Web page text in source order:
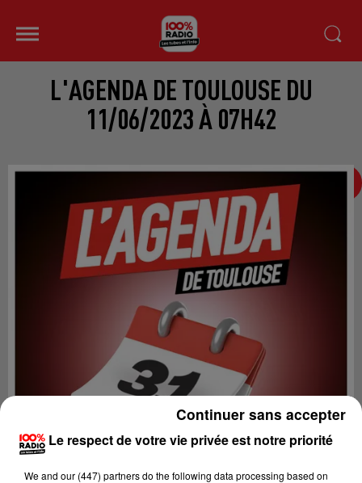
L'AGENDA DE TOULOUSE DU
11/06/2023 À 07H42
Le respect de votre vie privée est notre priorité
We and our (447) partnersdo the following data processing based on
Continuer sans accepter